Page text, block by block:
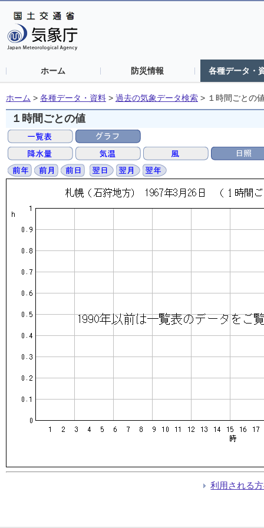
ホーム 防災情報 各種データ・
ホーム > 各種データ・資料 > 過去の気象データ検索 > １時間ごとの
１時間ごとの値
利用される